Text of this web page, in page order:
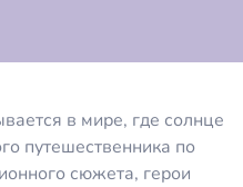
в мире, где солнце
путешественника по
сюжета, герои